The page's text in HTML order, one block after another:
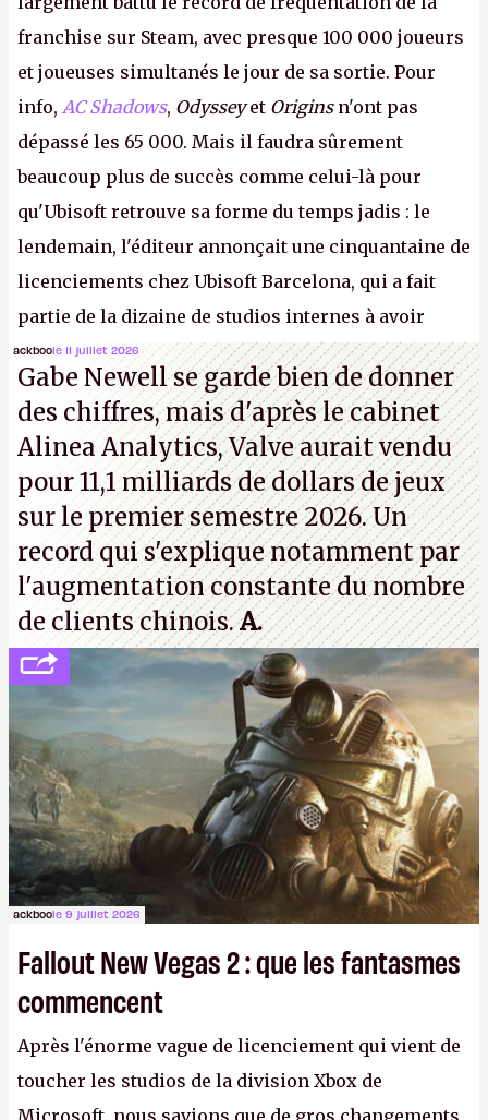
franchise sur Steam, avec presque 100 000 joueurs
et joueuses simultanés le jour de sa sortie. Pour
info, AC Shadows, Odysseyet Originsn'ont pas
dépassé les 65 000. Mais il faudra sûrement
beaucoup plus de succès comme celui-là pour
qu'Ubisoft retrouve sa forme du temps jadis : le
lendemain, l'éditeur annonçait une cinquantaine de
licenciements chez Ubisoft Barcelona, qui a fait
partie de la dizaine de studios internes à avoir
travaillé sur cetAssassin's Creedsous la direction
d'Ubisoft Singapour.A.
ackboole 11 juillet 2026
Gabe Newell se garde bien de donner
des chiffres, mais d'après le cabinet
Alinea Analytics, Valve aurait vendu
pour 11,1 milliards de dollars de jeux
sur le premier semestre 2026. Un
record qui s'explique notamment par
l'augmentation constante du nombre
de clients chinois.A.
ackboole 9 juillet 2026
Fallout New Vegas 2 : que les fantasmes
commencent
Après l'énorme vague de licenciement qui vient de
toucher les studios de la division Xbox de
Microsoft, nous savions que de gros changements